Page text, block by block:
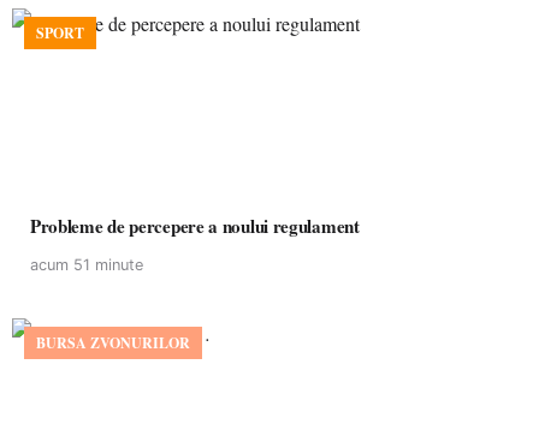
SPORT
Probleme de percepere a noului regulament
acum 51 minute
BURSA ZVONURILOR